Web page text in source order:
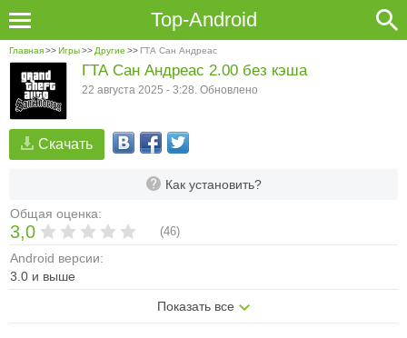
Top-Android
Главная>>Игры>> Другие >> ГТА Сан Андреас
Скачать
Как установить?
Общая оценка:
3,0 (46)
Android версии:
3.0 и выше
Показать все
ГТА Сан Андреас 2.00 без кэша
22 августа 2025 - 3:28. Обновлено